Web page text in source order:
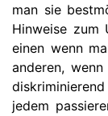
man sie
Hinweise zum
einen wenn
anderen,
jedem